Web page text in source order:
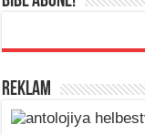
REKLAM